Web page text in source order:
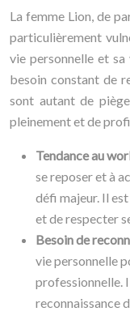
La femme Lion, de
particulièrement
vie personnelle et
besoin constant de
sont autant de
pleinement et de
Tendance au
se reposer et à
défi majeur. Il
et de respecter
Besoin de
vie personnelle
professionnelle.
reconnaissance